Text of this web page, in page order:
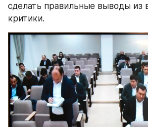
сделать правильные выводы из
критики.